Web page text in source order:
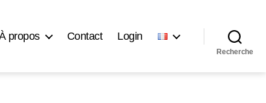
propos Contact Login
Recherche